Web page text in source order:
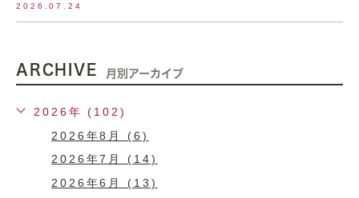
2026.07.24
ARCHIVE 月別アーカイブ
2026年 (102)
2026年8月 (6)
2026年7月 (14)
2026年6月 (13)